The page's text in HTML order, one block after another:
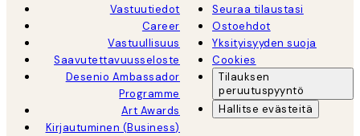
Vastuutiedot
Career
Vastuullisuus
Saavutettavuusseloste
Desenio Ambassador
Programme
Art Awards
Kirjautuminen (Business)
Seuraa tilaustasi
Ostoehdot
Yksityisyyden suoja
Cookies
Tilauksen
peruutuspyyntö
Hallitse evästeitä